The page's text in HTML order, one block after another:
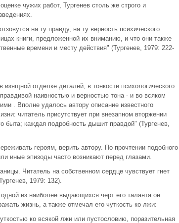
чужих работ, Тургенев столь же строго и
на ту правду, на ту верность психического
книги, предложенной их вниманию, и что они также
времени и месту действия" (Тургенев, 1979: 222-
отделке деталей, в тонкости психологического
наивностью и верностью тона - и во всяком
. Вполне удалось автору описание известного
читатель присутствует при внезапном вторжении
быта; каждая подробность дышит правдой" (Тургенев,
героям, верить автору. По прочтении подобного
иные эпизоды часто возникают перед глазами.
Читатель на собственном сердце чувствует гнет
1979: 132).
из наиболее выдающихся черт его таланта он
жизнь, а также отмечал его чуткость ко лжи:
ко всякой лжи или пустословию, поразительная